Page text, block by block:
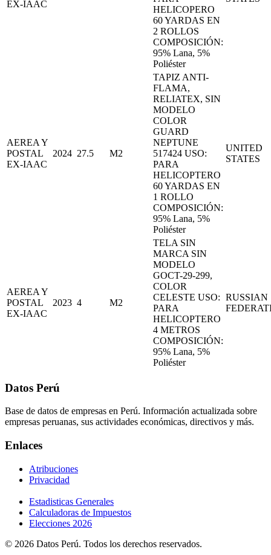
EX-IAAC
HELICOPERO
60 YARDAS EN
2 ROLLOS
COMPOSICIÓN:
95% Lana, 5%
Poliéster
AEREA Y
POSTAL
EX-IAAC
2024 27.5 M2
TAPIZ ANTI-
FLAMA,
RELIATEX, SIN
MODELO
COLOR
GUARD
NEPTUNE
517424 USO:
PARA
HELICOPTERO
60 YARDAS EN
1 ROLLO
COMPOSICIÓN:
95% Lana, 5%
Poliéster
UNITED
STATES
AEREA Y
POSTAL
EX-IAAC
2023 4 M2
TELA SIN
MARCA SIN
MODELO
GOCT-29-299,
COLOR
CELESTE USO:
PARA
HELICOPTERO
4 METROS
COMPOSICIÓN:
95% Lana, 5%
Poliéster
RUSSIAN
Datos Perú
Base de datos de empresas en Perú. Información actualizada sobre
empresas peruanas, sus actividades económicas, directivos y más.
Enlaces
Atribuciones
Privacidad
Estadisticas Generales
Calculadoras de Impuestos
Elecciones 2026
© 2026 Datos Perú. Todos los derechos reservados.